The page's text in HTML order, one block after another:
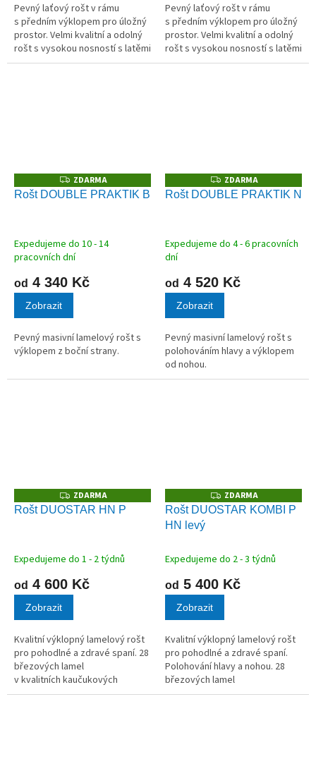
Pevný laťový rošt v rámu
s předním výklopem pro úložný
prostor. Velmi kvalitní a odolný
rošt s vysokou nosností s latěmi
z masivního dřeva vhodný pro
Pevný laťový rošt v rámu
s předním výklopem pro úložný
prostor. Velmi kvalitní a odolný
rošt s vysokou nosností s latěmi
z masivního bukového dřeva
Z
D
A
ZDARMA
Rošt DOUBLE PRAKTIK B
Expedujeme do 10 - 14
pracovních dní
od 4 340 Kč
Zobrazit
Pevný masivní lamelový rošt s
výklopem z boční strany.
Z
D
A
ZDARMA
Rošt DOUBLE PRAKTIK N
Expedujeme do 4 - 6 pracovních
dní
od 4 520 Kč
Zobrazit
Pevný masivní lamelový rošt s
polohováním hlavy a výklopem
od nohou.
Z
D
A
ZDARMA
Rošt DUOSTAR HN P
Expedujeme do 1 - 2 týdnů
od 4 600 Kč
Zobrazit
Kvalitní výklopný lamelový rošt
pro pohodlné a zdravé spaní. 28
březových lamel
v kvalitních kaučukových
pouzdrech.
Z
D
A
ZDARMA
Rošt DUOSTAR KOMBI P
HN levý
Expedujeme do 2 - 3 týdnů
od 5 400 Kč
Zobrazit
Kvalitní výklopný lamelový rošt
pro pohodlné a zdravé spaní.
Polohování hlavy a nohou. 28
březových lamel
v kvalitních kaučukových